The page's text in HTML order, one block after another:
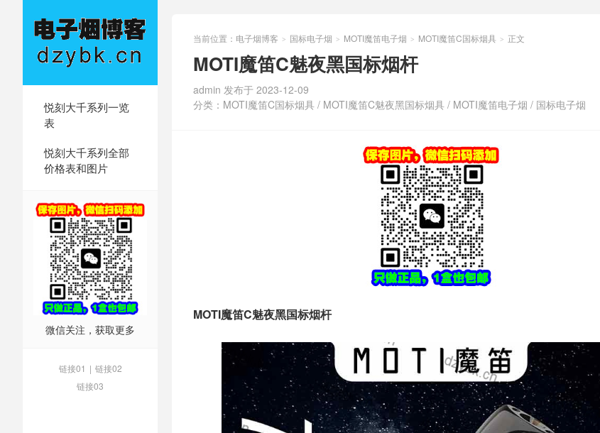
悦刻大千系列一览
表
悦刻大千系列全部
价格表和图片
微信关注，获取更多
链接01 | 链接02
链接03
当前位置： 电子烟博客 > 国标电子烟 > MOTI魔笛电子烟 > MOTI魔笛C国标烟具 > 正文
MOTI魔笛C魅夜黑国标烟杆
admin 发布于 2023-12-09
分类： MOTI魔笛C国标烟具 / MOTI魔笛C魅夜黑国标烟具 / MOTI魔笛电子烟 / 国标电子烟
MOTI魔笛C魅夜黑国标烟杆